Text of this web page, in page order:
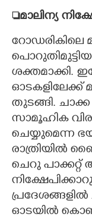
മാലിന്യ
റോഡരികിലെ
ശക്തമാക്കി.
ഓടകളിലേക്ക്
തുടങ്ങി.
സാമൂഹിക
ചെയ്യുമെന്ന
രാത്രിയിൽ
ചെറു പാക്കറ്റ്
ഓടയിൽ